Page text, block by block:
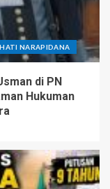
NARAPIDANA
di PN
Hukuman